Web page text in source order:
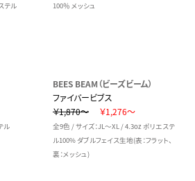
テル
100％ メッシュ
ル
BEES BEAM（ビーズビーム）
ファイバービブス
￥1,870～
￥1,276～
全9色 / サイズ：JL～XL / 4.3oz ポリエステ
ル100% ダブルフェイス生地(表：フラット、
裏：メッシュ)